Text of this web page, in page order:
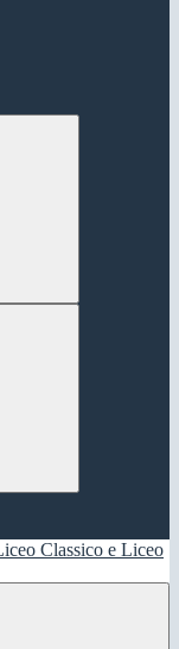
Classico e Liceo